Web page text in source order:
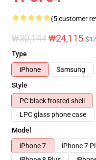
(5 customer
₩30,144₩24,115
Type
iPhone
Samsung
Style
PC black frosted shell
LPC glass phone case
Model
iPhone 7
iPhone 7